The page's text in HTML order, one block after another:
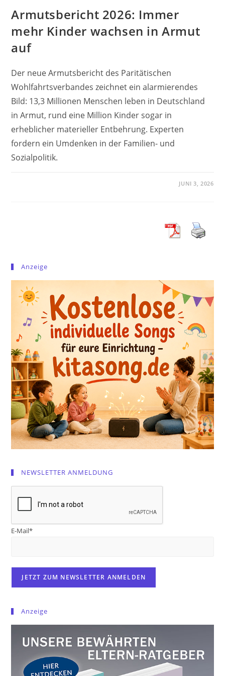
Armutsbericht 2026: Immer
mehr Kinder wachsen in Armut
auf
Der neue Armutsbericht des Paritätischen
Wohlfahrtsverbandes zeichnet ein alarmierendes
Bild: 13,3 Millionen Menschen leben in Deutschland
in Armut, rund eine Million Kinder sogar in
erheblicher materieller Entbehrung. Experten
fordern ein Umdenken in der Familien- und
Sozialpolitik.
JUNI 3, 2026
Anzeige
NEWSLETTER ANMELDUNG
E-Mail*
Anzeige